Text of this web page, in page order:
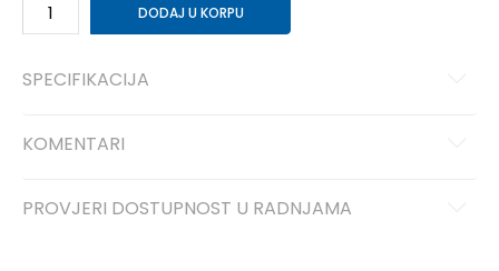
DODAJ U KORPU
SPECIFIKACIJA
KOMENTARI
PROVJERI DOSTUPNOST U RADNJAMA